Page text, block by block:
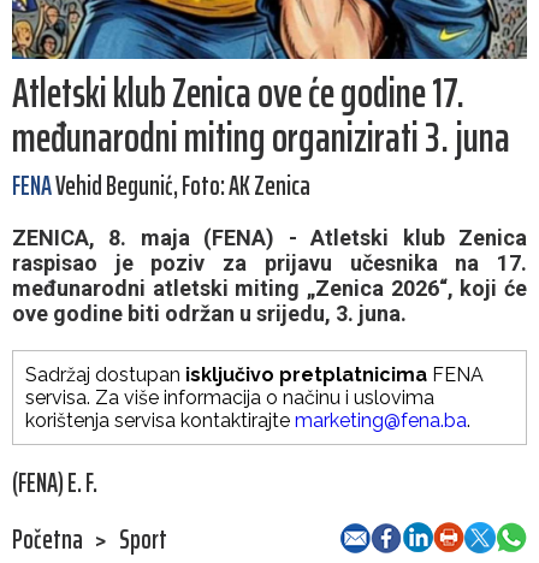
Atletski klub Zenica ove će godine 17.
međunarodni miting organizirati 3. juna
FENAVehid Begunić, Foto: AK Zenica
ZENICA, 8. maja (FENA) - Atletski klub Zenica
raspisao je poziv za prijavu učesnika na 17.
međunarodni atletski miting „Zenica 2026“, koji će
ove godine biti održan u srijedu, 3. juna.
Sadržaj dostupan isključivo pretplatnicima FENA
servisa. Za više informacija o načinu i uslovima
korištenja servisa kontaktirajte marketing@fena.ba.
(FENA) E. F.
Početna > Sport